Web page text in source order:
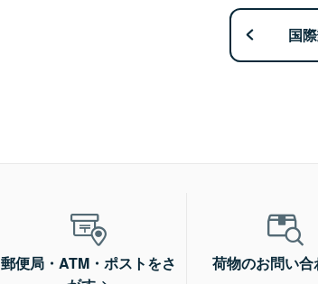
国
郵便局・ATM・ポストをさ
荷物のお問い合